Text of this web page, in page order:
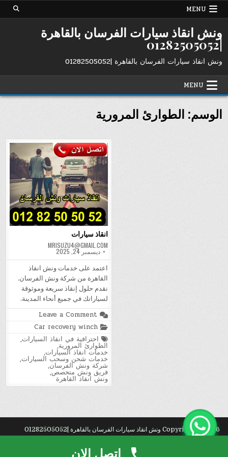
Skip
MENU
ونش انقاذ سيارات الفرسان بالقاهرة
|01282505052
ونش انقاذ سيارات الفرسان بالقاهرة |01282505052
MENU
الوسم: الطوارئ المرورية
انقاذ سيارات
MRISUZU4@GMAIL.COM
ديسمبر 24, 2025
اعتمد على خدمات ونش انقاذ
القاهرة من شركة ونش الفرسان.
نقدم حلول إنقاذ سريعة وموثوقة
لسياراتك في جميع أنحاء المدينة.
Leave a Comment
انقاذ
سيارات Posted
in
Car recovery winch
Tagged
احترافية في انقاذ السيارات,
الطوارئ المرورية,
خدمات انقاذ السيارات,
خدمات شحن وسحب السيارات,
شركة ونش الفرسان,
فريق ونش متخصص,
ونش انقاذ القاهرة
Copyright © 2026 ونش انقاذ سيارات الفرسان بالقاهرة |01282505052
اتصل الان